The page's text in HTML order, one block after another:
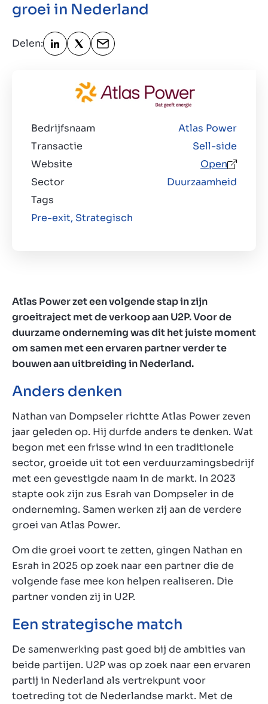
Over ons
Contact
groei in Nederland
Delen:
Bedrijfsnaam
Atlas Power
Transactie
Sell-side
Website
Open
Sector
Duurzaamheid
Tags
Pre-exit, Strategisch
Atlas Power zet een volgende stap in zijn
groeitraject met de verkoop aan U2P. Voor de
duurzame onderneming was dit het juiste moment
om samen met een ervaren partner verder te
bouwen aan uitbreiding in Nederland.
Anders denken
Nathan van Dompseler richtte Atlas Power zeven
jaar geleden op. Hij durfde anders te denken. Wat
begon met een frisse wind in een traditionele
sector, groeide uit tot een verduurzamingsbedrijf
met een gevestigde naam in de markt. In 2023
stapte ook zijn zus Esrah van Dompseler in de
onderneming. Samen werken zij aan de verdere
groei van Atlas Power.
Om die groei voort te zetten, gingen Nathan en
Esrah in 2025 op zoek naar een partner die de
volgende fase mee kon helpen realiseren. Die
partner vonden zij in U2P.
Een strategische match
De samenwerking past goed bij de ambities van
beide partijen. U2P was op zoek naar een ervaren
partij in Nederland als vertrekpunt voor
toetreding tot de Nederlandse markt. Met de